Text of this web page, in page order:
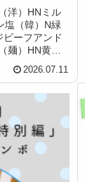
洋）HNミル
（韓）N緑
ーフアンド
麺）HN黄パ
2026.07.11